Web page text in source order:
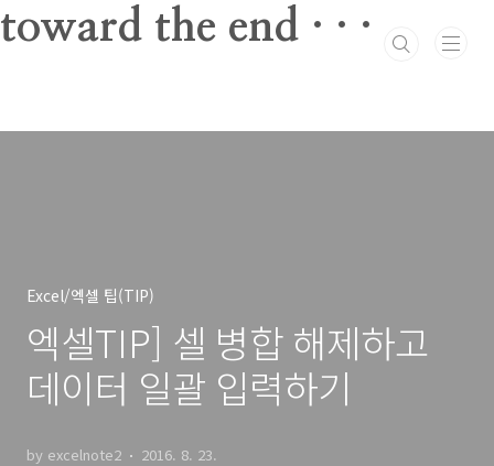
본문 바로가기
toward the end · · ·
Excel/엑셀 팁(TIP)
엑셀TIP] 셀 병합 해제하고
데이터 일괄 입력하기
by excelnote2 2016. 8. 23.